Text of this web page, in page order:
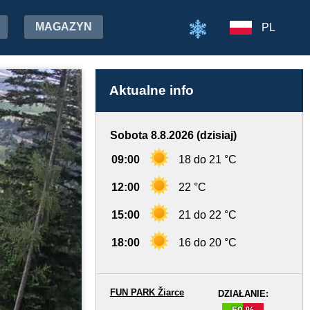
MAGAZYN PL
Aktualne info
Sobota 8.8.2026 (dzisiaj)
09:00 18 do 21 °C
12:00 22 °C
15:00 21 do 22 °C
18:00 16 do 20 °C
DZIAŁANIE:
FUN PARK Žiarce